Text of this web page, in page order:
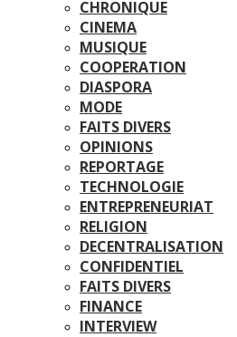
CHRONIQUE
CINEMA
MUSIQUE
COOPERATION
DIASPORA
MODE
FAITS DIVERS
OPINIONS
REPORTAGE
TECHNOLOGIE
ENTREPRENEURIAT
RELIGION
DECENTRALISATION
CONFIDENTIEL
FAITS DIVERS
FINANCE
INTERVIEW